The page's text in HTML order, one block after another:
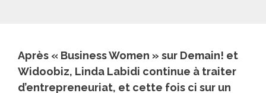
Après « Business Women » sur Demain! et
Widoobiz, Linda Labidi continue à traiter
d’entrepreneuriat, et cette fois ci sur un